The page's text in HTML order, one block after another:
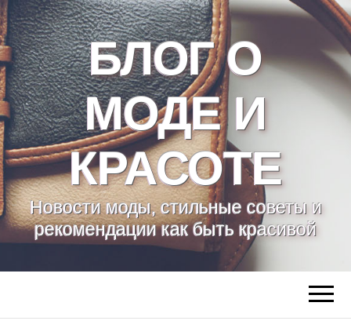
БЛОГ О
МОДЕ И
КРАСОТЕ
Новости моды, стильные советы и
рекомендации как быть красивой